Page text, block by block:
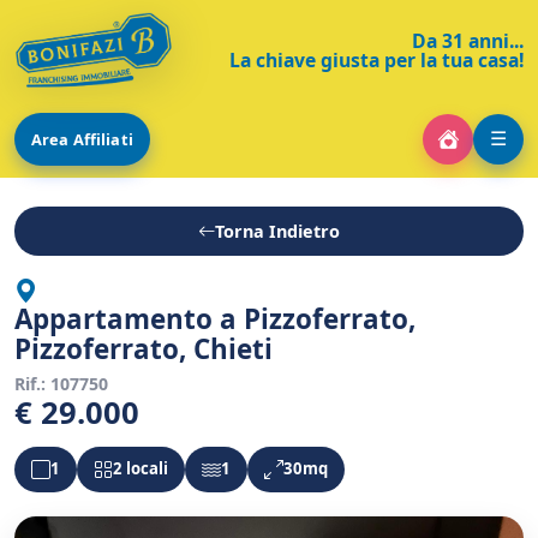
Da 31 anni...
La chiave giusta per la tua casa!
Area Affiliati ☰
Torna Indietro
Appartamento a Pizzoferrato,
Pizzoferrato, Chieti
Rif.: 107750
€ 29.000
1 2 locali 1 30mq